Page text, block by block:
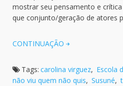
mostrar seu pensamento e
que conjunto/geração de atores
CONTINUAÇÃO
Tags: carolina virguez, Escola
não viu quem não quis, Susuné,